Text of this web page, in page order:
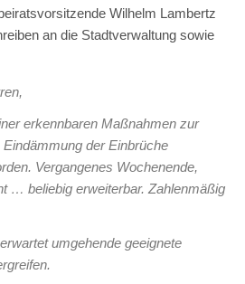
Wilhelm Lambertz
an die Stadtverwaltung sowie
erkennbaren Maßnahmen zur
Eindämmung der Einbrüche
Vergangenes Wochenende,
… beliebig erweiterbar. Zahlenmäßig
umgehende geeignete